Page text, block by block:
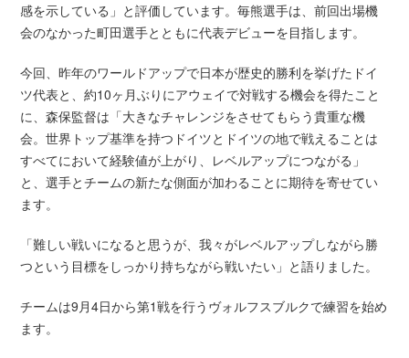
感を示している」と評価しています。毎熊選手は、前回出場機
会のなかった町田選手とともに代表デビューを目指します。
今回、昨年のワールドアップで日本が歴史的勝利を挙げたドイ
ツ代表と、約10ヶ月ぶりにアウェイで対戦する機会を得たこと
に、森保監督は「大きなチャレンジをさせてもらう貴重な機
会。世界トップ基準を持つドイツとドイツの地で戦えることは
すべてにおいて経験値が上がり、レベルアップにつながる」
と、選手とチームの新たな側面が加わることに期待を寄せてい
ます。
「難しい戦いになると思うが、我々がレベルアップしながら勝
つという目標をしっかり持ちながら戦いたい」と語りました。
チームは9月4日から第1戦を行うヴォルフスブルクで練習を始め
ます。